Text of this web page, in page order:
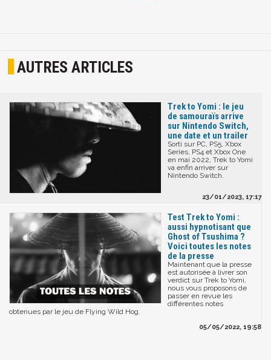
AUTRES ARTICLES
Trek to Yomi : le jeu
de samouraïs arrive
sur Nintendo Switch,
une date et un trailer
Sorti sur PC, PS5, Xbox
Series, PS4 et Xbox One
en mai 2022, Trek to Yomi
va enfin arriver sur
Nintendo Switch.
23/01/2023, 17:17
Test Trek to Yomi :
aussi hypnotisant que
Ghost of Tsushima ?
Voici toutes les notes
de la presse
Maintenant que la presse
est autorisée à livrer son
verdict sur Trek to Yomi,
nous vous proposons de
passer en revue les
différentes notes
obtenues par le jeu de Flying Wild Hog.
05/05/2022, 19:58